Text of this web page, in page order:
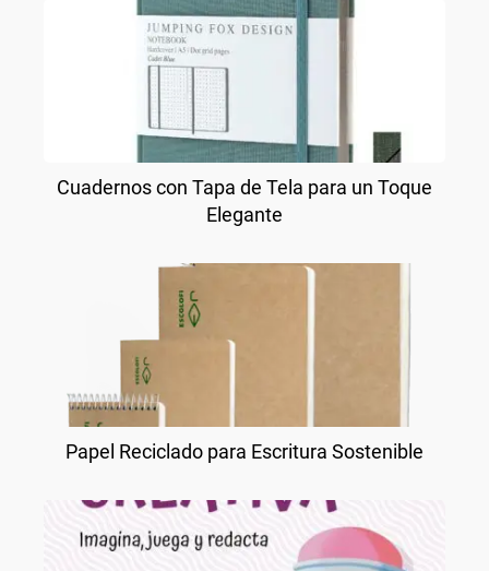
Cuadernos con Tapa de Tela para un Toque
Elegante
Papel Reciclado para Escritura Sostenible